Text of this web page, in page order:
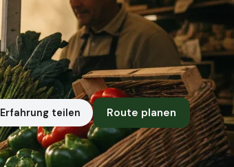
Erfahrung teilen Route planen